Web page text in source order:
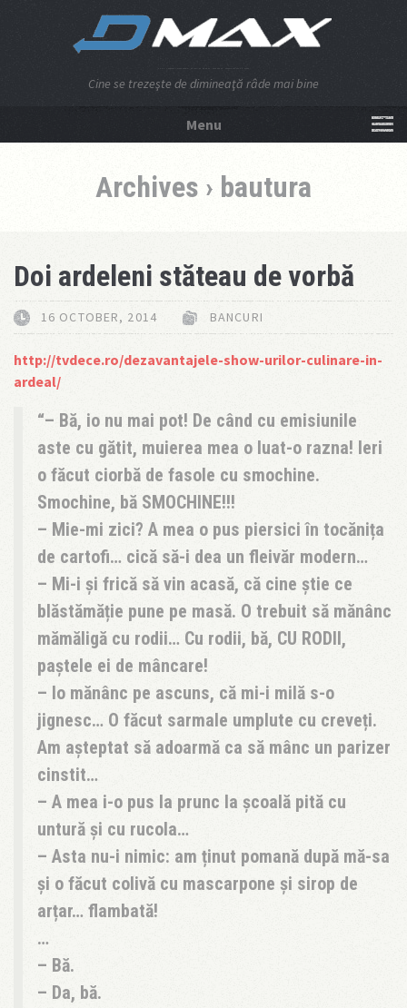
Cine se trezeşte de dimineaţă râde mai bine
Menu
Archives › bautura
Doi ardeleni stăteau de vorbă
16 OCTOBER, 2014 BANCURI
http://tvdece.ro/dezavantajele-show-urilor-culinare-in-
ardeal/
– Bă, io nu mai pot! De când cu emisiunile
aste cu gătit, muierea mea o luat-o razna! Ieri
o făcut ciorbă de fasole cu smochine.
Smochine, bă SMOCHINE!!!
– Mie-mi zici? A mea o pus piersici în tocănița
de cartofi… cică să-i dea un fleivăr modern…
– Mi-i și frică să vin acasă, că cine știe ce
blăstămăție pune pe masă. O trebuit să mănânc
mămăligă cu rodii… Cu rodii, bă, CU RODII,
paștele ei de mâncare!
– Io mănânc pe ascuns, că mi-i milă s-o
jignesc… O făcut sarmale umplute cu creveți.
Am așteptat să adoarmă ca să mânc un parizer
cinstit…
– A mea i-o pus la prunc la școală pită cu
untură și cu rucola…
– Asta nu-i nimic: am ținut pomană după mă-sa
și o făcut colivă cu mascarpone și sirop de
arțar… flambată!
…
– Bă.
– Da, bă.